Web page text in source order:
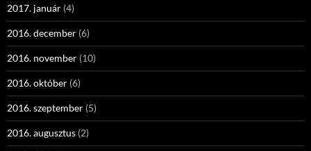
2017. január (4)
2016. december (6)
2016. november (10)
2016. október (6)
2016. szeptember (5)
2016. augusztus (2)